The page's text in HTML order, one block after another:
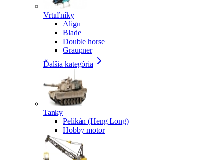
Vrtuľníky
Align
Blade
Double horse
Graupner
Ďalšia kategória
Tanky
Pelikán (Heng Long)
Hobby motor